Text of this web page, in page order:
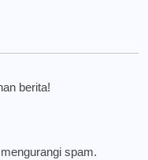
berita!
spam.